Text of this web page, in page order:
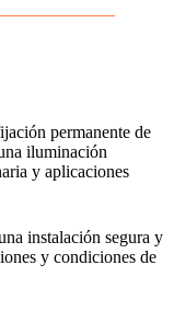
permanente de
iluminación
y aplicaciones
instalación segura y
y condiciones de